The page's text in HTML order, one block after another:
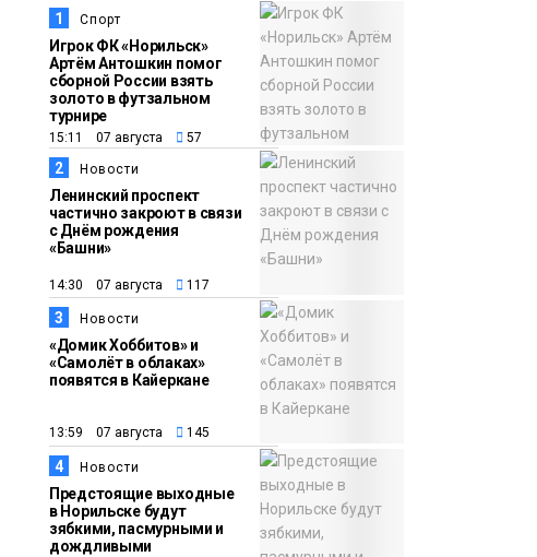
10:25
Общество
Исправленная дата в
трудовой книжке
стоила норильчанке 9
месяцев стажа
09:36
Новости
Жителей Норильска
обвиняют в
организации
подпольного казино
18:25
06 августа
Происшествия
От короткого
замыкания до
неисправной печи: в
МЧС сообщили о
пожарах в
Норильске,
Дудинке и Игарке
1 Спорт
Игрок ФК «Норильск»
Артём Антошкин помог
сборной России взять
золото в футзальном
турнире
15:11 07 августа 57
2 Новости
Ленинский проспект
частично закроют в связи
с Днём рождения
«Башни»
14:30 07 августа 117
3 Новости
«Домик Хоббитов» и
«Самолёт в облаках»
появятся в Кайеркане
13:59 07 августа 145
4 Новости
Предстоящие выходные
в Норильске будут
зябкими, пасмурными и
дождливыми